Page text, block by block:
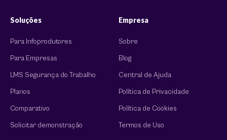
Soluções
Para Infoprodutores
Para Empresas
LMS Segurança do Trabalho
Planos
Comparativo
Solicitar demonstração
Empresa
Sobre
Blog
Central de Ajuda
Política de Privacidade
Política de Cookies
Termos de Uso